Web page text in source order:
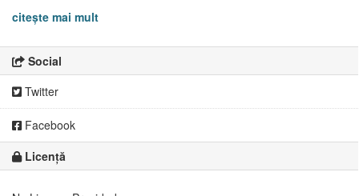
citește mai mult
Social
Twitter
Facebook
Licență